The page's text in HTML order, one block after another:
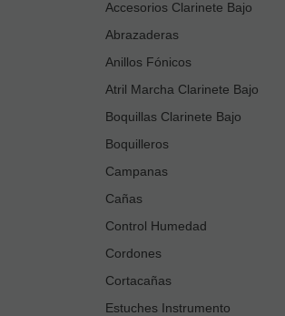
Accesorios Clarinete Bajo
Abrazaderas
Anillos Fónicos
Atril Marcha Clarinete Bajo
Boquillas Clarinete Bajo
Boquilleros
Campanas
Cañas
Control Humedad
Cordones
Cortacañas
Estuches Instrumento